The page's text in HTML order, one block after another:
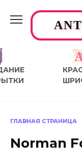
содержанию
ГЛАВНАЯ СТРАНИЦА
Norman